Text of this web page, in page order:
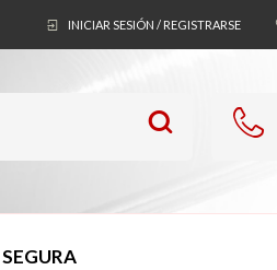
INICIAR SESIÓN / REGISTRARSE